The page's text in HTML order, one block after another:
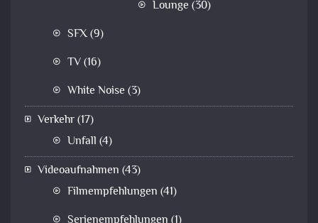
Lounge (30)
SFX(9)
TV(16)
White Noise (3)
Verkehr(17)
Unfall (4)
Videoaufnahmen (43)
Filmempfehlungen (41)